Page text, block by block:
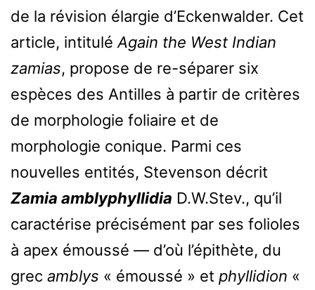
de la révision élargie d’Eckenwalder. Cet
article, intitulé Again the West Indian
zamias, propose de re-séparer six
espèces des Antilles à partir de critères
de morphologie foliaire et de
morphologie conique. Parmi ces
nouvelles entités, Stevenson décrit
Zamia amblyphyllidia D.W.Stev., qu’il
caractérise précisément par ses folioles
à apex émoussé — d’où l’épithète, du
grec amblys « émoussé » et phyllidion «